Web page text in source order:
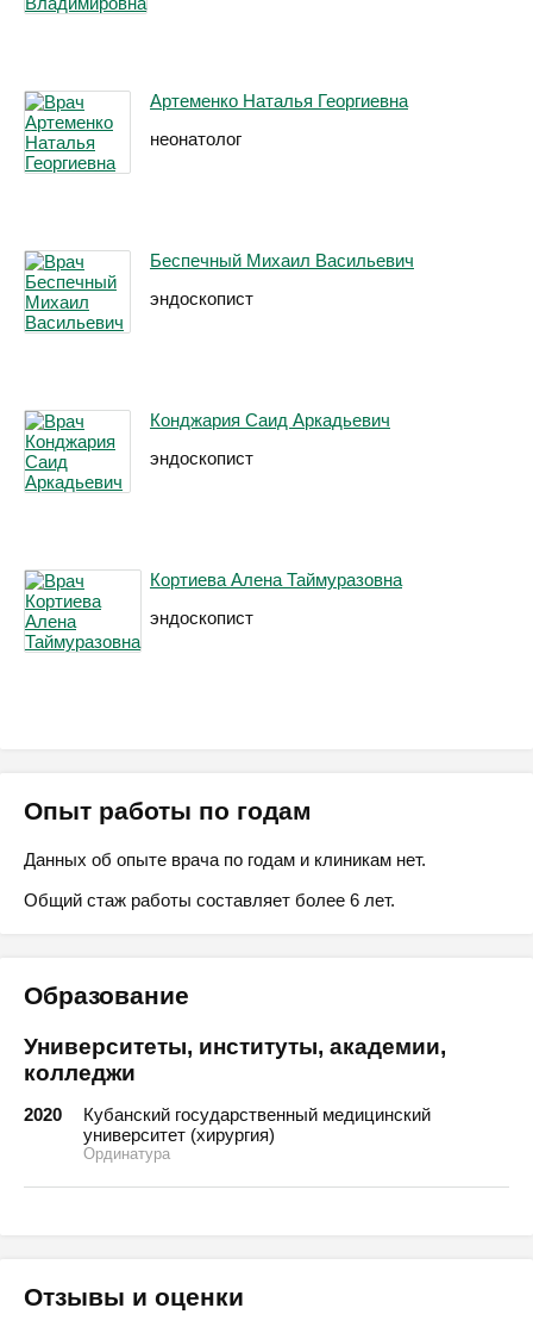
Артеменко Наталья Георгиевна
неонатолог
Беспечный Михаил Васильевич
эндоскопист
Конджария Саид Аркадьевич
эндоскопист
Кортиева Алена Таймуразовна
эндоскопист
Опыт работы по годам
Данных об опыте врача по годам и клиникам нет.
Общий стаж работы составляет более 6 лет.
Образование
Университеты, институты, академии,
колледжи
2020
Кубанский государственный медицинский
университет (хирургия)
Ординатура
Отзывы и оценки